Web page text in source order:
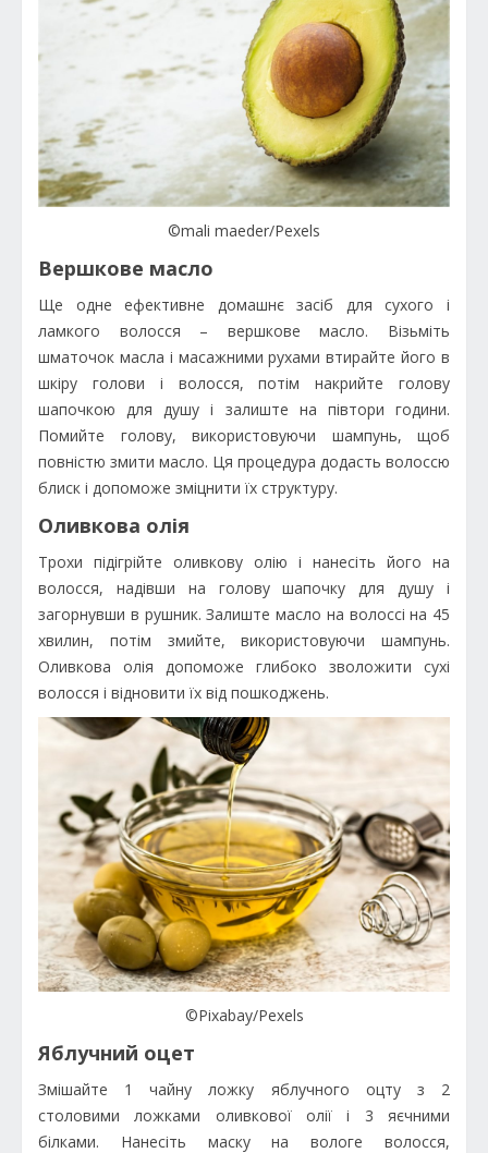
©mali maeder/Pexels
Вершкове масло
Ще одне ефективне домашнє засіб для сухого і
ламкого волосся – вершкове масло. Візьміть
шматочок масла і масажними рухами втирайте його в
шкіру голови і волосся, потім накрийте голову
шапочкою для душу і залиште на півтори години.
Помийте голову, використовуючи шампунь, щоб
повністю змити масло. Ця процедура додасть волоссю
блиск і допоможе зміцнити їх структуру.
Оливкова олія
Трохи підігрійте оливкову олію і нанесіть його на
волосся, надівши на голову шапочку для душу і
загорнувши в рушник. Залиште масло на волоссі на 45
хвилин, потім змийте, використовуючи шампунь.
Оливкова олія допоможе глибоко зволожити сухі
волосся і відновити їх від пошкоджень.
©Pixabay/Pexels
Яблучний оцет
Змішайте 1 чайну ложку яблучного оцту з 2
столовими ложками оливкової олії і 3 яєчними
білками. Нанесіть маску на вологе волосся,